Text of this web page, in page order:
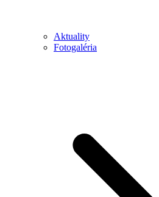
Aktuality
Fotogaléria